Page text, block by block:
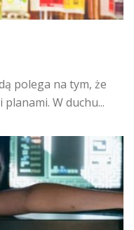
polega na tym, że
W duchu...